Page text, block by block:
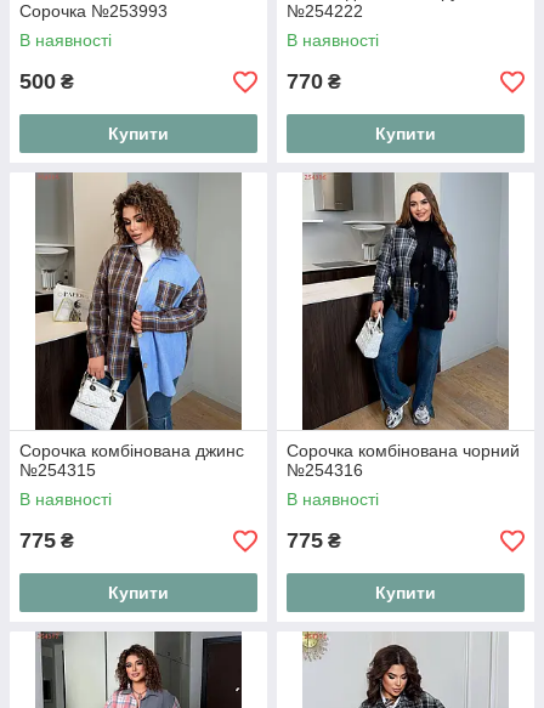
Сорочка №253993
В наявності
500 ₴
Купити
№254222
В наявності
770 ₴
Купити
Сорочка комбінована джинс
№254315
В наявності
775 ₴
Купити
Сорочка комбінована чорний
№254316
В наявності
775 ₴
Купити